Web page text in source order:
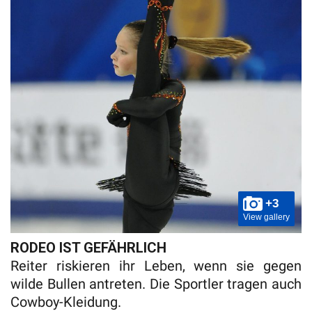
+3
View gallery
RODEO IST GEFÄHRLICH
Reiter riskieren ihr Leben, wenn sie gegen
wilde Bullen antreten. Die Sportler tragen auch
Cowboy-Kleidung.